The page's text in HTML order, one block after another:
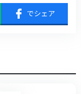
でシェア